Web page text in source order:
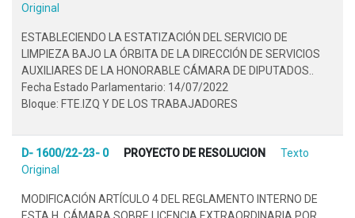
Original
ESTABLECIENDO LA ESTATIZACIÓN DEL SERVICIO DE
LIMPIEZA BAJO LA ÓRBITA DE LA DIRECCIÓN DE SERVICIOS
AUXILIARES DE LA HONORABLE CÁMARA DE DIPUTADOS..
Fecha Estado Parlamentario: 14/07/2022
Bloque: FTE.IZQ Y DE LOS TRABAJADORES
D- 1600/22-23- 0 PROYECTO DE RESOLUCION
Texto
Original
MODIFICACIÓN ARTÍCULO 4 DEL REGLAMENTO INTERNO DE
ESTA H. CÁMARA SOBRE LICENCIA EXTRAORDINARIA POR